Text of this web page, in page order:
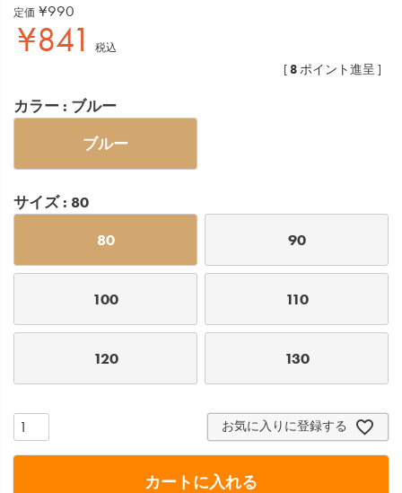
定価 ¥990
¥841 税込
[8ポイント進呈 ]
カラー ブルー
ブルー
サイズ 80
80 90
100 110
120 130
お気に入りに登録する
カートに入れる